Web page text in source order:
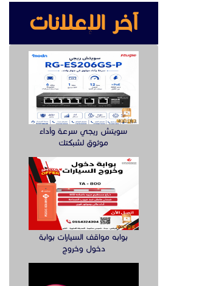
آخر الإعلانات
سويتش ريجي سرعة وأداء
موثوق لشبكتك
بوابه مواقف السيارات بوابة
دخول وخروج